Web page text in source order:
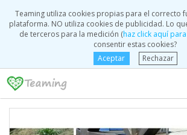
Teaming utiliza cookies propias para el correcto
plataforma. NO utiliza cookies de publicidad. Lo
de terceros para la medición (haz click aquí
consentir estas cookies?
Aceptar
Rechazar